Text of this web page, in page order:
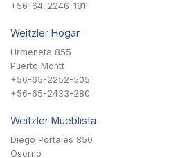
+56-64-2246-181
Weitzler Hogar
Urmeneta 855
Puerto Montt
+56-65-2252-505
+56-65-2433-280
Weitzler Mueblista
Diego Portales 850
Osorno